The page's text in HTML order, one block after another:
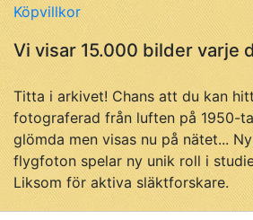
Köpvillkor
Vi visar 15.000 bilder varje
Titta i arkivet! Chans att du kan
fotograferad från luften på 1950-
glömda men visas nu på nätet...
flygfoton spelar ny unik roll i
Liksom för aktiva släktforskare.